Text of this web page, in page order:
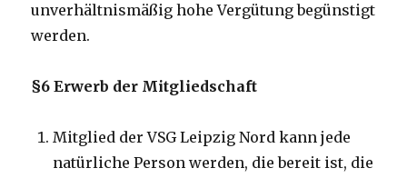
unverhältnismäßig hohe Vergütung begünstigt
werden.
§6 Erwerb der Mitgliedschaft
Mitglied der VSG Leipzig Nord kann jede
natürliche Person werden, die bereit ist, die